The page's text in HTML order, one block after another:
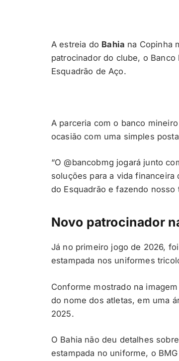
A estreia do Bahia na Copinha
patrocinador do clube, o
Esquadrão de Aço.
A parceria com o banco
ocasião com uma simples
“O @bancobmg jogará junto
soluções para a vida
do Esquadrão e fazendo nosso
Novo patrocinador
Já no primeiro jogo de 2026,
estampada nos uniformes
Conforme mostrado na
do nome dos atletas, em uma
2025.
O Bahia não deu detalhes
estampada no uniforme, o